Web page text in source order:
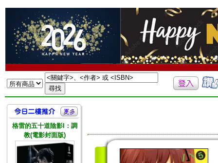
格雷的五十道陰影I：調
教(電影封面版)